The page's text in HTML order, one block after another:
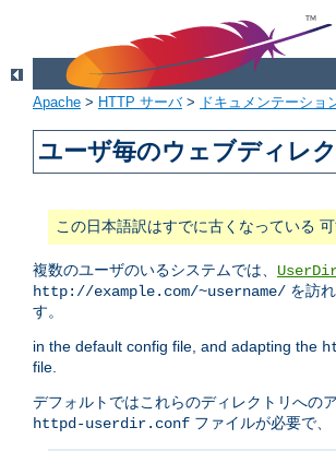
Apache > HTTP サーバ> ドキュメンテーショ
ユーザ毎のウェブディレ
この日本語訳はすでに古くなっている
複数のユーザのいるシステムでは、
http://example.com/~username/ を訪
す。
in the default config file, and adapting the
file.
デフォルトではこれらのディレクトリへの
httpd-userdir.conf ファイルが必要で